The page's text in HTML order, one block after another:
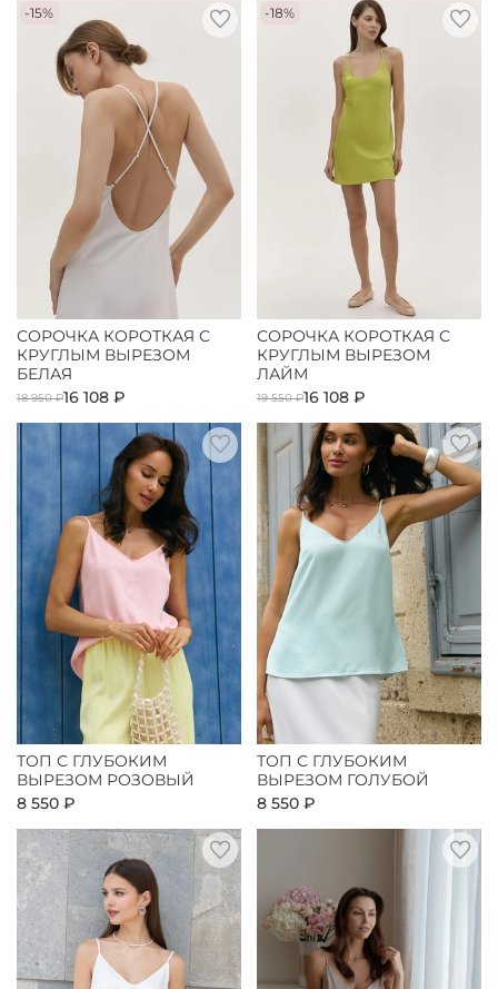
-15%
СОРОЧКА КОРОТКАЯ С
КРУГЛЫМ ВЫРЕЗОМ
БЕЛАЯ
18 950 ₽16 108 ₽
-18%
СОРОЧКА КОРОТКАЯ С
КРУГЛЫМ ВЫРЕЗОМ
ЛАЙМ
19 550 ₽16 108 ₽
ТОП С ГЛУБОКИМ
ВЫРЕЗОМ РОЗОВЫЙ
8 550 ₽
ТОП С ГЛУБОКИМ
ВЫРЕЗОМ ГОЛУБОЙ
8 550 ₽